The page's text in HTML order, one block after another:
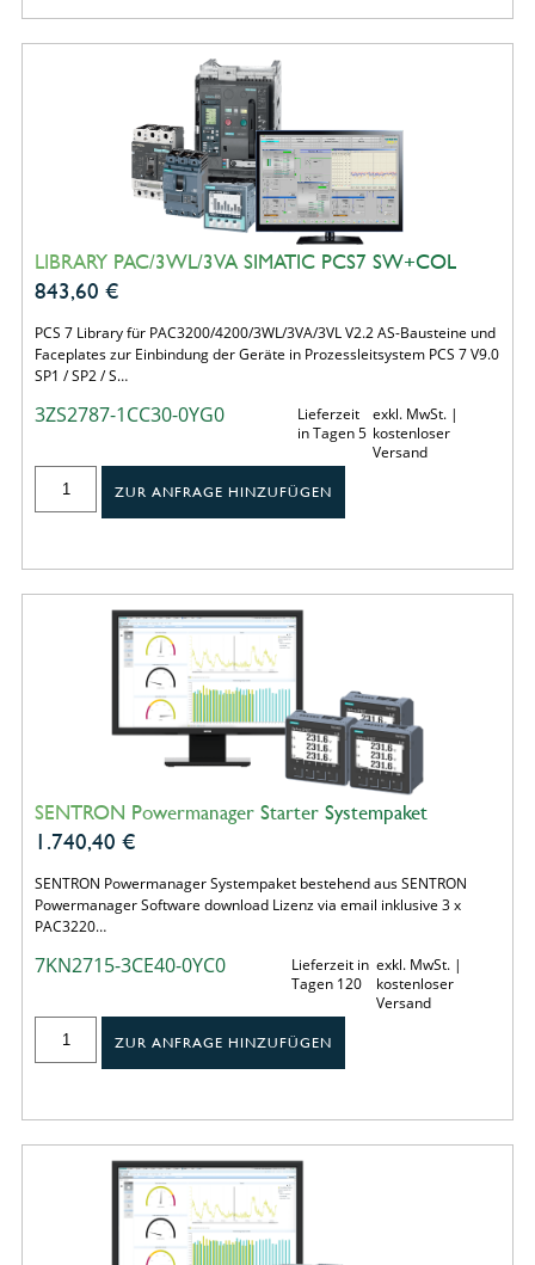
LIBRARY PAC/3WL/3VA SIMATIC PCS7 SW+COL
843,60 €
PCS 7 Library für PAC3200/4200/3WL/3VA/3VL V2.2 AS-Bausteine und
Faceplates zur Einbindung der Geräte in Prozessleitsystem PCS 7 V9.0
SP1 / SP2 / S…
3ZS2787-1CC30-0YG0
Lieferzeit
in Tagen 5
exkl. MwSt. |
kostenloser
Versand
ZUR ANFRAGE HINZUFÜGEN
SENTRON Powermanager Starter Systempaket
1.740,40 €
SENTRON Powermanager Systempaket bestehend aus SENTRON
Powermanager Software download Lizenz via email inklusive 3 x
PAC3220…
7KN2715-3CE40-0YC0
Lieferzeit in
Tagen 120
exkl. MwSt. |
kostenloser
Versand
ZUR ANFRAGE HINZUFÜGEN